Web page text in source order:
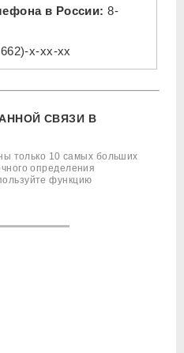
в России: 8-
x-xx-xx
СВЯЗИ В
только 10 самых больших
определения
функцию